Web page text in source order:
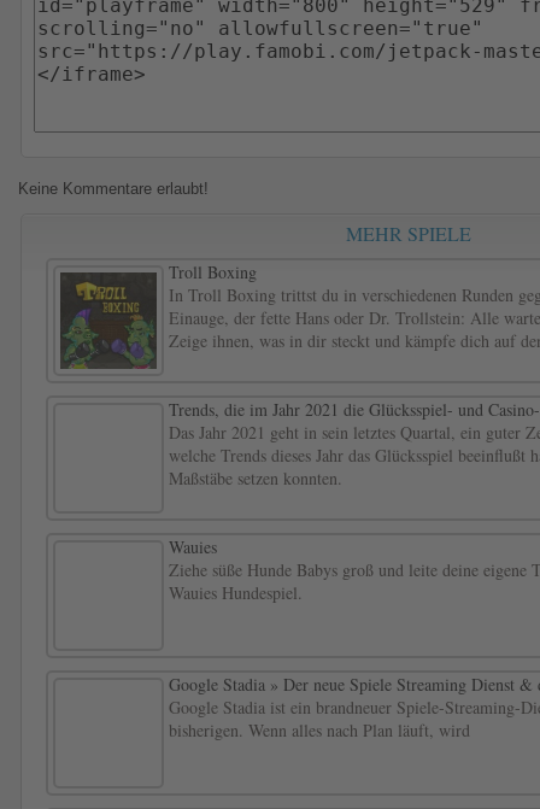
Keine Kommentare erlaubt!
MEHR SPIELE
Troll Boxing
In Troll Boxing trittst du in verschiedenen Runden
Einauge, der fette Hans oder Dr. Trollstein: Alle
Zeige ihnen, was in dir steckt und kämpfe dich auf
Trends, die im Jahr 2021 die Glücksspiel- und
Das Jahr 2021 geht in sein letztes Quartal, ein guter
welche Trends dieses Jahr das Glücksspiel beeinflußt
Maßstäbe setzen konnten.
Wauies
Ziehe süße Hunde Babys groß und leite deine eigene
Wauies Hundespiel.
Google Stadia » Der neue Spiele Streaming Dienst &
Google Stadia ist ein brandneuer Spiele-Streaming-
bisherigen. Wenn alles nach Plan läuft, wird